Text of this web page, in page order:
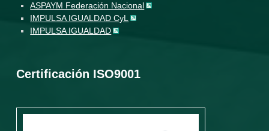
ASPAYM Federación Nacional
IMPULSA IGUALDAD CyL
IMPULSA IGUALDAD
Certificación ISO9001